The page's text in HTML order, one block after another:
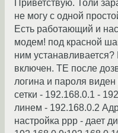
Приветствую. Толи
не могу с одной
Есть работающий и
модем! под красной
ним
включен. ТЕ после
логина и пароля
сетки - 192.168.0.1 -
линем - 192.168.0.2
настройка ppp - дает